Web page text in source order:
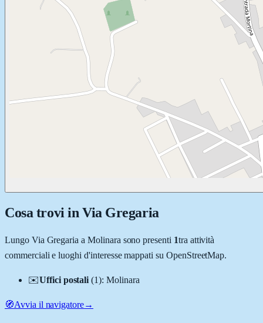
Cosa trovi in Via Gregaria
Lungo Via Gregaria aMolinara sono presenti 1tra attività
commerciali e luoghi d'interesse mappati su OpenStreetMap.
✉️Uffici postali (1): Molinara
🧭Avvia il navigatore→